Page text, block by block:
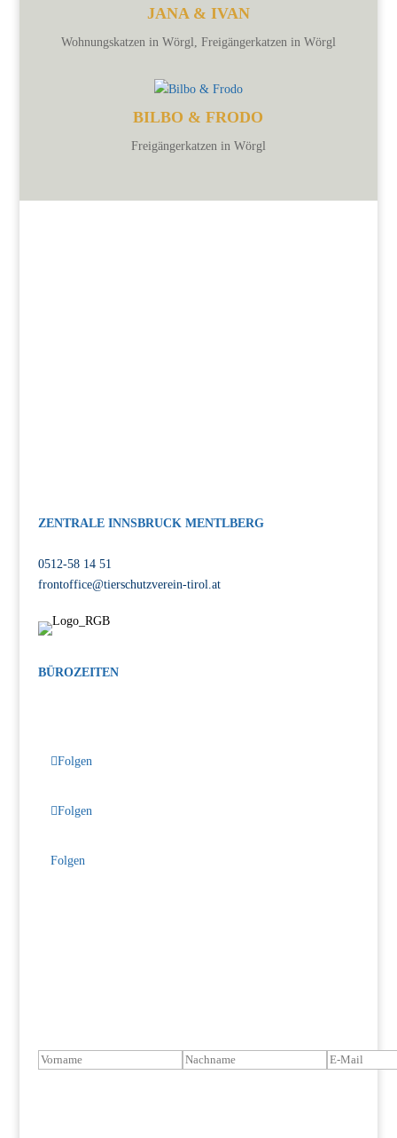
JANA & IVAN
Wohnungskatzen in Wörgl Freigängerkatzen in Wörgl
BILBO & FRODO
Freigängerkatzen in Wörgl
ZENTRALE INNSBRUCK MENTLBERG
0512-58 14 51
frontoffice@tierschutzverein-tirol.at
BÜROZEITEN
Folgen
Folgen
Folgen